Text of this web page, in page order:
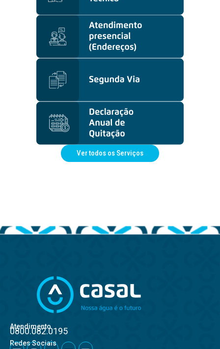
Ver todos os Serviços
Atendimento
0800.082.0195
Redes Sociais